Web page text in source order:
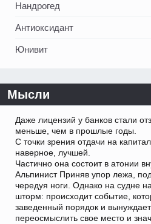
Нандрогед
Антиоксидант
Юнивит
Мысли
Даже лицензий у банков стали
меньше, чем в прошлые годы.
С точки зрения отдачи на
наверное, лучшей.
Частично она состоит в атонии
Альпинист Приняв упор лежа,
чередуя ноги. Однако на судне
шторм: происходит событие,
заведенный порядок и
переосмыслить свое место и